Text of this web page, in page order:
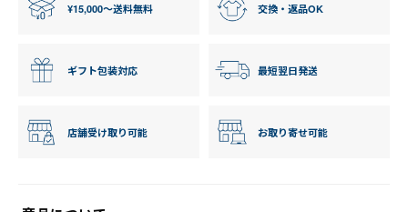
¥15,000〜送料無料 交換・返品OK
ギフト包装対応 最短翌日発送
店舗受け取り可能 お取り寄せ可能